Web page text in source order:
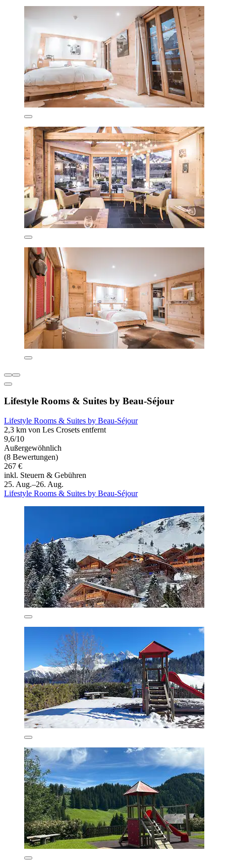
Lifestyle Rooms & Suites by Beau-Séjour
Lifestyle Rooms & Suites by Beau-Séjour
2,3 km von Les Crosets entfernt
9,6/10
Außergewöhnlich
(8 Bewertungen)
267 €
inkl. Steuern & Gebühren
25. Aug.–26. Aug.
Lifestyle Rooms & Suites by Beau-Séjour